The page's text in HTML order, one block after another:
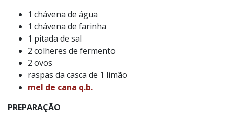
1 chávena de água
1 chávena de farinha
1 pitada de sal
2 colheres de fermento
2 ovos
raspas da casca de 1 limão
mel de cana q.b.
PREPARAÇÃO